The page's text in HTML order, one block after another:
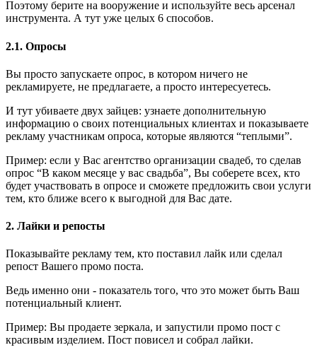
Поэтому берите на вооружение и используйте весь арсенал
инструмента. А тут уже целых 6 способов.
2.1. Опросы
Вы просто запускаете опрос, в котором ничего не
рекламируете, не предлагаете, а просто интересуетесь.
И тут убиваете двух зайцев: узнаете дополнительную
информацию о своих потенциальных клиентах и показываете
рекламу участникам опроса, которые являются “теплыми”.
Пример: если у Вас агентство организации свадеб, то сделав
опрос “В каком месяце у вас свадьба”, Вы соберете всех, кто
будет участвовать в опросе и сможете предложить свои услуги
тем, кто ближе всего к выгодной для Вас дате.
2. Лайки и репосты
Показывайте рекламу тем, кто поставил лайк или сделал
репост Вашего промо поста.
Ведь именно они - показатель того, что это может быть Ваш
потенциальный клиент.
Пример: Вы продаете зеркала, и запустили промо пост с
красивым изделием. Пост повисел и собрал лайки.